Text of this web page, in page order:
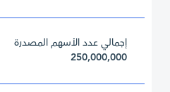
إجمالي عدد الأسهم المصدرة
250,000,000